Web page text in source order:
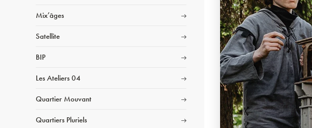
Mix’âges
Satellite
BIP
Les Ateliers 04
Quartier Mouvant
Quartiers Pluriels